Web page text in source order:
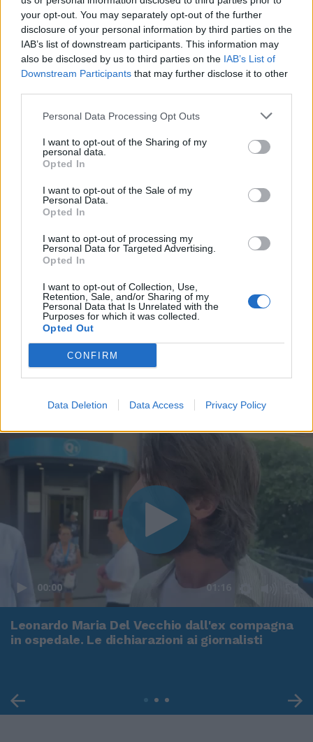
your opt-out. You may separately opt-out of the further
disclosure of your personal information by third parties on the
IAB’s list of downstream participants. This information may
also be disclosed by us to third parties on the IAB’s List of
Downstream Participants that may further disclose it to other
Personal Data Processing Opt Outs
I want to opt-out of the Sharing of my
personal data.
Opted In
I want to opt-out of the Sale of my
Personal Data.
Opted In
I want to opt-out of processing my
Personal Data for Targeted Advertising.
Opted In
I want to opt-out of Collection, Use,
Retention, Sale, and/or Sharing of my
Personal Data that Is Unrelated with the
Purposes for which it was collected.
Opted Out
CONFIRM
Data Deletion Data Access Privacy Policy
00:00 01:16
Leonardo Maria Del Vecchio dall'ex compagna
in ospedale. Le dichiarazioni ai giornalisti